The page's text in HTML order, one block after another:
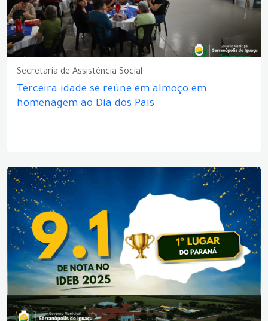
Secretaria de Assistência Social
Terceira idade se reúne em almoço em
homenagem ao Dia dos Pais